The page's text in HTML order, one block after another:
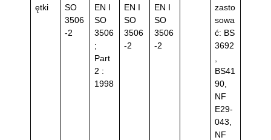
ętki
SO
3506
-2
EN I
SO
3506
;
Part
2 :
1998
EN I
SO
3506
-2
EN I
SO
3506
-2
zasto
sowa
ć: BS
3692
BS41
90,
NF
E29-
043,
NF